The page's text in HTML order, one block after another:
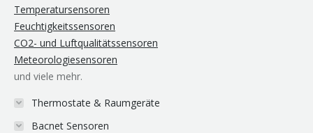
Temperatursensoren
Feuchtigkeitssensoren
CO2- und Luftqualitätssensoren
Meteorologiesensoren
und viele mehr.
Thermostate & Raumgeräte
Bacnet Sensoren